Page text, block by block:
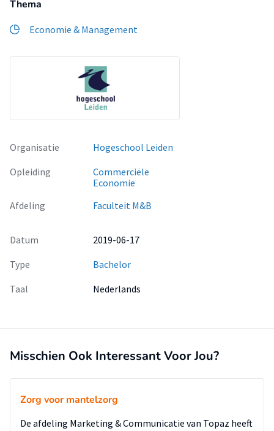
Thema
Economie & Management
Organisatie
Hogeschool Leiden
Opleiding
Commerciële
Economie
Afdeling
Faculteit M&B
Datum
2019-06-17
Type
Bachelor
Taal
Nederlands
Misschien Ook Interessant Voor Jou?
Zorg voor mantelzorg
De afdeling Marketing & Communicatie van Topaz heeft